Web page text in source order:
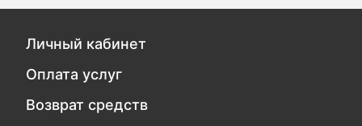
Личный кабинет
Оплата услуг
Возврат средств